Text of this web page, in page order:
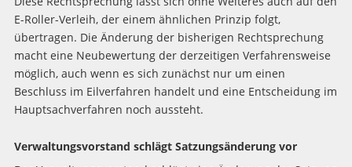
E-Roller-Verleih, der einem ähnlichen Prinzip folgt,
übertragen. Die Änderung der bisherigen Rechtsprechung
macht eine Neubewertung der derzeitigen Verfahrensweise
möglich, auch wenn es sich zunächst nur um einen
Beschluss im Eilverfahren handelt und eine Entscheidung im
Hauptsachverfahren noch aussteht.
Verwaltungsvorstand schlägt Satzungsänderung vor